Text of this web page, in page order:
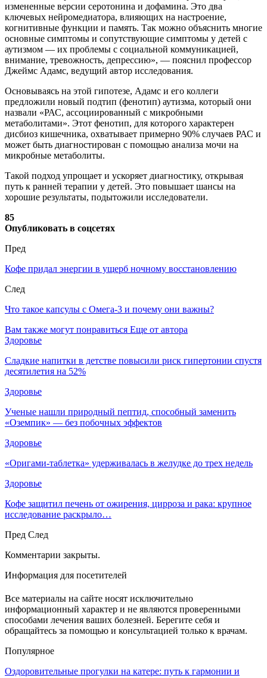
измененные версии серотонина и дофамина. Это два
ключевых нейромедиатора, влияющих на настроение,
когнитивные функции и память. Так можно объяснить многие
основные симптомы и сопутствующие симптомы у детей с
аутизмом — их проблемы с социальной коммуникацией,
внимание, тревожность, депрессию», — пояснил профессор
Джеймс Адамс, ведущий автор исследования.
Основываясь на этой гипотезе, Адамс и его коллеги
предложили новый подтип (фенотип) аутизма, который они
назвали «РАС, ассоциированный с микробными
метаболитами». Этот фенотип, для которого характерен
дисбиоз кишечника, охватывает примерно 90% случаев РАС и
может быть диагностирован с помощью анализа мочи на
микробные метаболиты.
Такой подход упрощает и ускоряет диагностику, открывая
путь к ранней терапии у детей. Это повышает шансы на
хорошие результаты, подытожили исследователи.
85
Опубликовать в соцсетях
Пред
Кофе придал энергии в ущерб ночному восстановлению
След
Что такое капсулы с Омега-3 и почему они важны?
Вам также могут понравиться Еще от автора
Здоровье
Сладкие напитки в детстве повысили риск гипертонии спустя
десятилетия на 52%
Здоровье
Ученые нашли природный пептид, способный заменить
«Оземпик» — без побочных эффектов
Здоровье
«Оригами-таблетка» удерживалась в желудке до трех недель
Здоровье
Кофе защитил печень от ожирения, цирроза и рака: крупное
исследование раскрыло…
Пред След
Комментарии закрыты.
Информация для посетителей
Все материалы на сайте носят исключительно
информационный характер и не являются проверенными
способами лечения ваших болезней. Берегите себя и
обращайтесь за помощью и консультацией только к врачам.
Популярное
Оздоровительные прогулки на катере: путь к гармонии и